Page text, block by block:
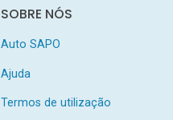
SOBRE NÓS
Auto SAPO
Ajuda
Termos de utilização